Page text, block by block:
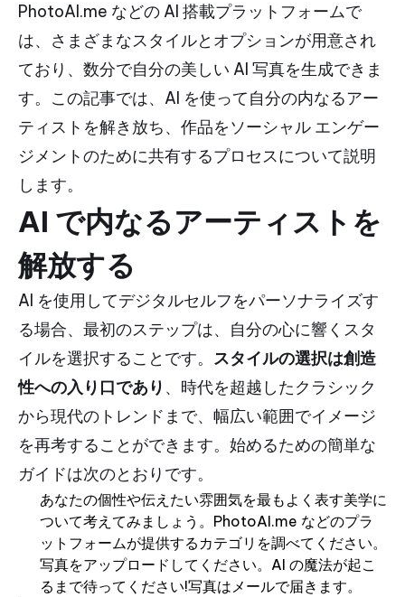
PhotoAI.me などの AI 搭載プラットフォームで
は、さまざまなスタイルとオプションが用意され
ており、数分で自分の美しい AI 写真を生成できま
す。この記事では、AI を使って自分の内なるアー
ティストを解き放ち、作品をソーシャル エンゲー
ジメントのために共有するプロセスについて説明
します。
AI で内なるアーティストを
解放する
AI を使用してデジタルセルフをパーソナライズす
る場合、最初のステップは、自分の心に響くスタ
イルを選択することです。 スタイルの選択は創造
性への入り口であり 、時代を超越したクラシック
から現代のトレンドまで、幅広い範囲でイメージ
を再考することができます。始めるための簡単な
ガイドは次のとおりです。
あなたの個性や伝えたい雰囲気を最もよく表す美学に
ついて考えてみましょう。PhotoAI.me などのプラ
ットフォームが提供するカテゴリを調べてください。
写真をアップロードしてください。AI の魔法が起こ
るまで待ってください!写真はメールで届きます。